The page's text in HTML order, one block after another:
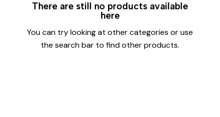
There are still no products available
here
You can try looking at other categories or use
the search bar to find other products.